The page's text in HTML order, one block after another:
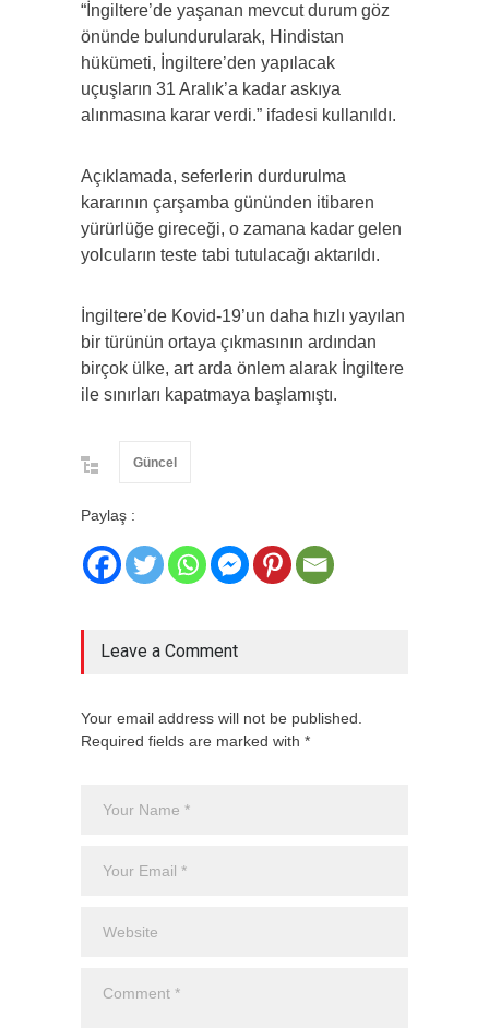
“İngiltere’de yaşanan mevcut durum göz
önünde bulundurularak, Hindistan
hükümeti, İngiltere’den yapılacak
uçuşların 31 Aralık’a kadar askıya
alınmasına karar verdi.” ifadesi kullanıldı.
Açıklamada, seferlerin durdurulma
kararının çarşamba gününden itibaren
yürürlüğe gireceği, o zamana kadar gelen
yolcuların teste tabi tutulacağı aktarıldı.
İngiltere’de Kovid-19’un daha hızlı yayılan
bir türünün ortaya çıkmasının ardından
birçok ülke, art arda önlem alarak İngiltere
ile sınırları kapatmaya başlamıştı.
Güncel
Paylaş :
Leave a Comment
Your email address will not be published.
Required fields are marked with *